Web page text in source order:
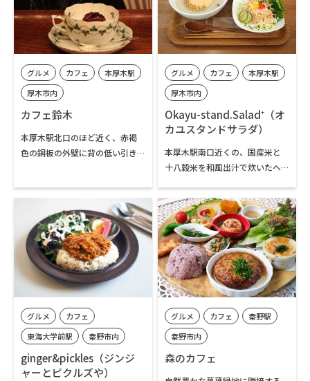
フ片野さんが2022年9月にオープ
ン。渋沢駅北口から徒歩約3分
で、レジャーや登山を楽しんだ
荒天などの場合は休業すること
も。営業はSNSでご確認の上、お
出かけください。
グルメ カフェ
本厚木駅
厚木市内
カフェ鈴木
本厚木駅北口のほど近く、赤褐
色の銅板の外壁に背の低い引き
暗い空間が広がる自家焙煎コー
ヒーの専門店です。オーダーが入
ってから豆を挽き抽出するエス
プレッソを使った独自のメニュ
ーが人気です。漆黒の静かな空間
で贅沢なコーヒー体験を楽しむ
ことができます。
グルメ カフェ
本厚木駅
厚木市内
Okayu-stand.Salad⁺（オ
カユスタンドサラダ）
本厚木駅南口近くの、国産米と
十八穀米を和風出汁で炊いたヘ
フレッシュ野菜を使ったサラダ
を楽しめるお店です。夜はお粥以
外にアラカルトメニューも豊
富。8時半から22時半まで休憩時
間なく営業しており、モーニン
グからランチ、ディナーまで何時
でもヘルシーな食事を楽しむこ
グルメ
カフェ
東海大学前駅
秦野市内
ginger&pickles（ジンジ
ャーとピクルズや）
グルメ カフェ
秦野駅
秦野市内
森のカフェ